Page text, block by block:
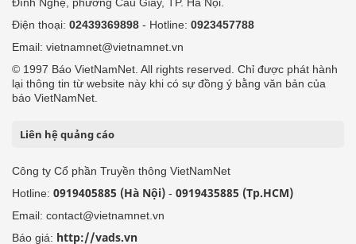
Đình Nghệ, phường Cầu Giấy, TP. Hà Nội.
Điện thoại: 02439369898 - Hotline: 0923457788
Email: vietnamnet@vietnamnet.vn
© 1997 Báo VietNamNet. All rights reserved. Chỉ được phát hành
lại thông tin từ website này khi có sự đồng ý bằng văn bản của
báo VietNamNet.
Liên hệ quảng cáo
Công ty Cổ phần Truyền thông VietNamNet
Hotline: 0919405885 (Hà Nội) - 0919435885 (Tp.HCM)
Email: contact@vietnamnet.vn
Báo giá: http://vads.vn